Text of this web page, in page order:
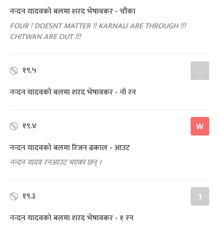
नन्दन यादवको बलमा शरद भेषावकर - चौका
FOUR ! DOESNT MATTER !! KARNALI ARE THROUGH !!!
CHITWAN ARE OUT !!!
१९.५ .
नन्दन यादवको बलमा शरद भेषावकर - नो रन
१९.४ W
नन्दन यादवको बलमा रिजन ढकाल - आउट
नन्दन यादव रनआउट भएका छन् ।
१९.३ 1
नन्दन यादवको बलमा शरद भेषावकर - १ रन